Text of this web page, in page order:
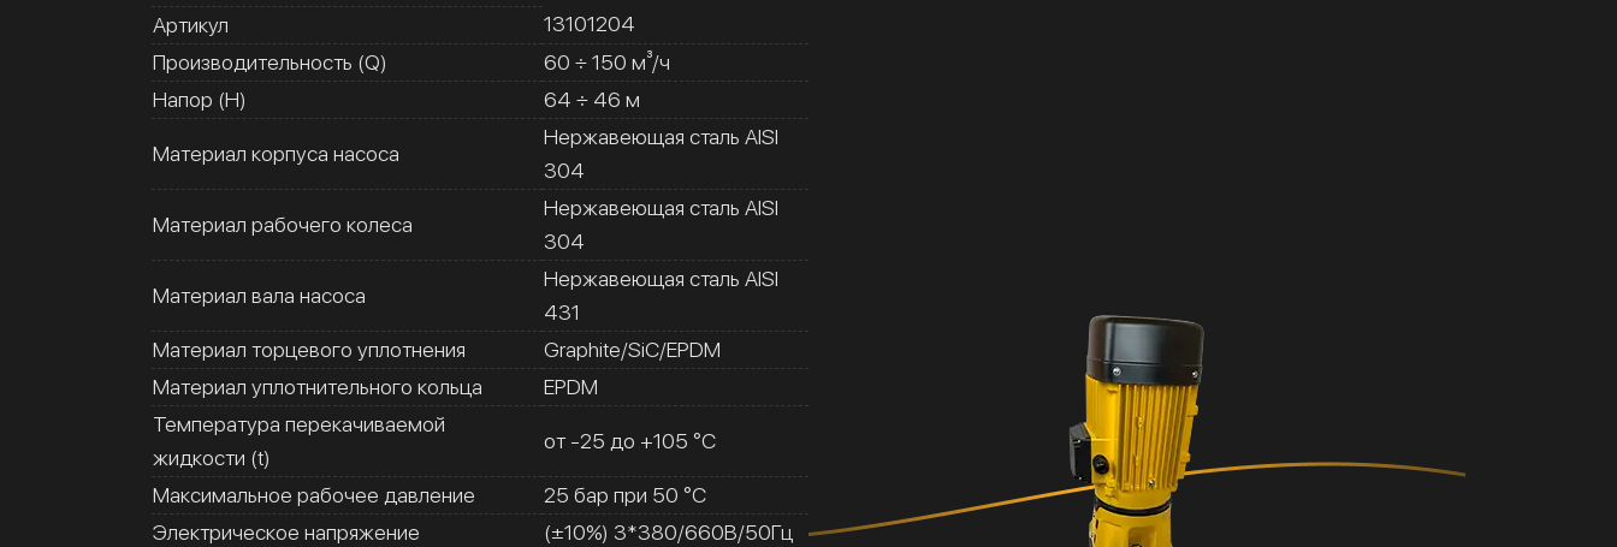
Артикул
13101204
Производительность (Q)
60 ÷ 150 м³/ч
Напор (H)
64 ÷ 46 м
Материал корпуса насоса
Нержавеющая сталь AISI
304
Материал рабочего колеса
Нержавеющая сталь AISI
304
Материал вала насоса
Нержавеющая сталь AISI
431
Материал торцевого уплотнения
Graphite/SiC/EPDM
Материал уплотнительного кольца
EPDM
Температура перекачиваемой
жидкости (t)
от -25 до +105 °C
Максимальное рабочее давление
25 бар при 50 °C
Электрическое напряжение
(±10%) 3*380/660В/50Гц